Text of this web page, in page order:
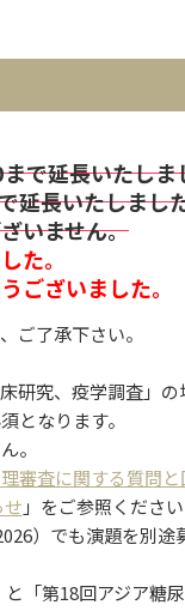
で延長いたしま
延長いたしまし
いません。
た。
ございました。
ご了承下さい。
研究、疫学調査」
となります。
。
審査に関する質問と
」をご参照ください
）でも演題を別途
「第18回アジア糖